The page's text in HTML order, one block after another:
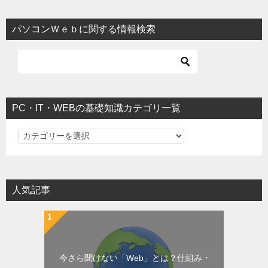
パソコンＷｅｂに関する情報検索
PC・IT・WEBの基礎知識カテゴリ一覧
PC・IT・WEBの基礎知識カテゴリ一覧
人気記事
今さら聞けない「Web」とは？仕組み・